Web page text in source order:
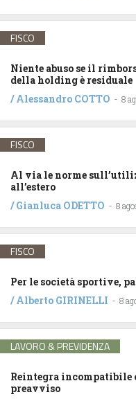
FISCO
Niente abuso se il
della holding è residuale
/Alessandro COTTO - 8
FISCO
Al via le norme
all’estero
/Gianluca ODETTO - 8
FISCO
Per le società sportive,
/Alberto GIRINELLI - 8
LAVORO & PREVIDENZA
Reintegra
preavviso